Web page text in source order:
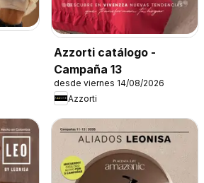
Azzorti catálogo -
Campaña 13
desde viernes 14/08/2026
Azzorti